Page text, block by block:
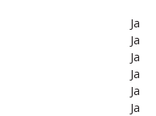
Ja
Ja
Ja
Ja
Ja
Ja